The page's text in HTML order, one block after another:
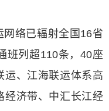
网络已辐射全国16省
班列超110条，40座
运、江海联运体系高
经济带、中汇长江经